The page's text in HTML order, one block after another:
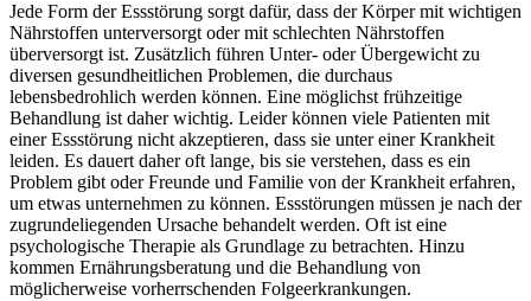
Jede Form der Essstörung sorgt dafür, dass der Körper mit wichtigen
Nährstoffen unterversorgt oder mit schlechten Nährstoffen
überversorgt ist. Zusätzlich führen Unter- oder Übergewicht zu
diversen gesundheitlichen Problemen, die durchaus
lebensbedrohlich werden können. Eine möglichst frühzeitige
Behandlung ist daher wichtig. Leider können viele Patienten mit
einer Essstörung nicht akzeptieren, dass sie unter einer Krankheit
leiden. Es dauert daher oft lange, bis sie verstehen, dass es ein
Problem gibt oder Freunde und Familie von der Krankheit erfahren,
um etwas unternehmen zu können. Essstörungen müssen je nach der
zugrundeliegenden Ursache behandelt werden. Oft ist eine
psychologische Therapie als Grundlage zu betrachten. Hinzu
kommen Ernährungsberatung und die Behandlung von
möglicherweise vorherrschenden Folgeerkrankungen.